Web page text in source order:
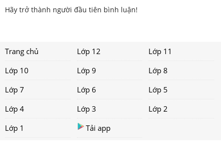
Hãy trở thành người đầu tiên bình luận!
Trang chủ Lớp 12
Lớp 11
Lớp 10
Lớp 9
Lớp 8
Lớp 7
Lớp 6
Lớp 5
Lớp 4
Lớp 3
Lớp 2
Lớp 1
Tải app